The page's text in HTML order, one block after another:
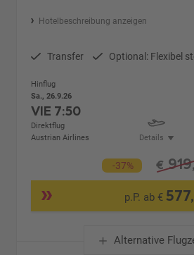
Hotelbeschreibung anzeigen
Transfer Optional: Flexibel
Hinflug
Sa., 26.9.26
VIE 7:50
Direktflug
Austrian Airlines
Details
-37% €
p.P. ab €
Alternative